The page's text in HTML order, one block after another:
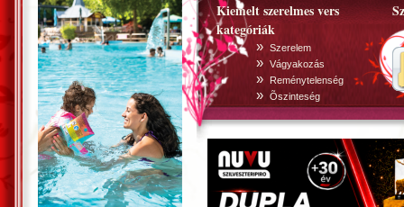
Kiemelt szerelmes vers
kategóriák
» Szerelem
» Vágyakozás
» Reménytelenség
» Õszinteség